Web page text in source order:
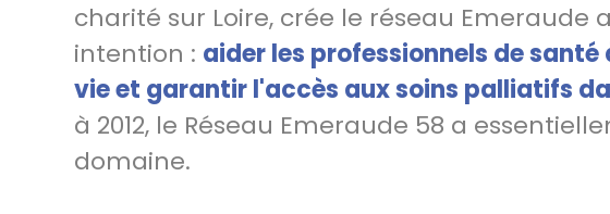
charité sur Loire, crée le réseau Emeraude
intention : aider les professionnels de
vie et garantir l'accès aux soins palliatifs
à 2012, le Réseau Emeraude 58 a
domaine.